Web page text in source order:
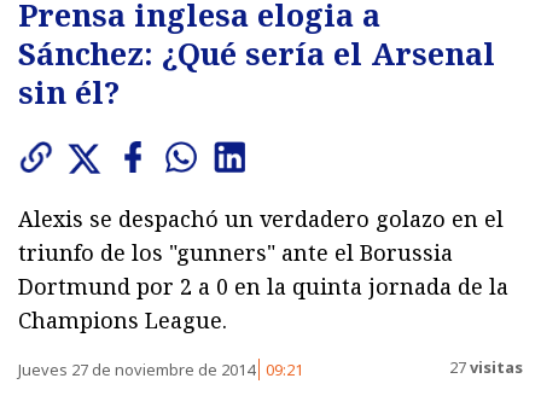
Prensa inglesa elogia a
Sánchez: ¿Qué sería el Arsenal
sin él?
Alexis se despachó un verdadero golazo en el
triunfo de los "gunners" ante el Borussia
Dortmund por 2 a 0 en la quinta jornada de la
Champions League.
Jueves 27 de noviembre de 2014 09:21 27visitas